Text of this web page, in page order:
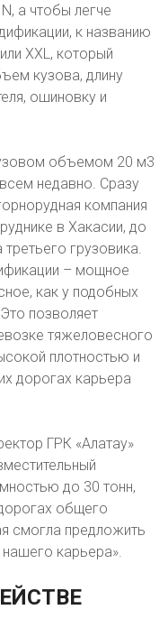
а чтобы легче
к названию
ХХL, который
кузова, длину
ошиновку и
объемом 20 м3
недавно. Сразу
компания
в Хакасии, до
грузовика.
– мощное
как у подобных
позволяет
тяжеловесного
плотностью и
дорогах карьера
ГРК «Алатау»
до 30 тонн,
общего
смогла предложить
карьера».